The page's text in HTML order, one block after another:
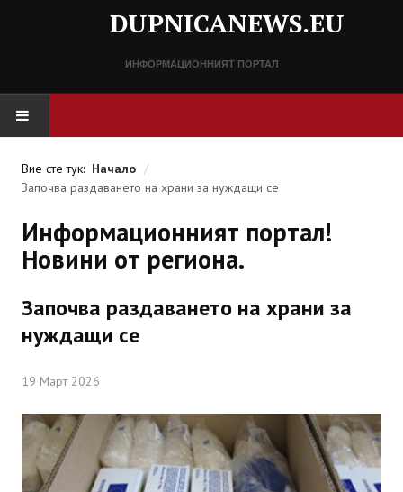
DUPNICANEWS.EU
ИНФОРМАЦИОННИЯТ ПОРТАЛ
СПРАВОЧНИК
Важни телефонни номера
ИНТЕРВЮ
ЗА РЕГИОНА
Вие сте тук: Начало /
Започва раздаването на храни за нуждащи се
Информационният портал!
Новини от региона.
Започва раздаването на храни за
нуждащи се
19 Март 2026